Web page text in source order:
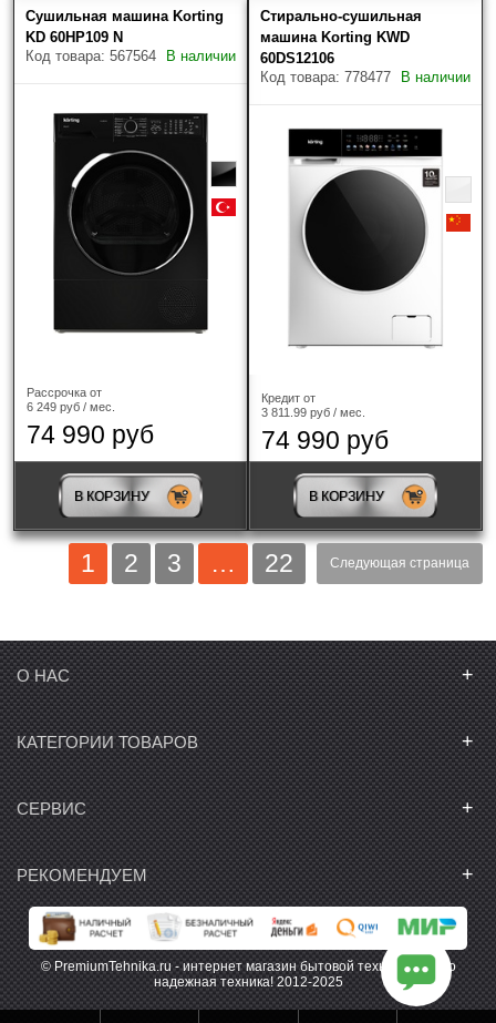
Сушильная машина Korting
KD 60HP109 N
Код товара: 567564
В наличии
Рассрочка от
6 249 руб / мес.
74 990 руб
В КОРЗИНУ
Стирально-сушильная
машина Korting KWD
60DS12106
Код товара: 778477
В наличии
Кредит от
3 811.99 руб / мес.
74 990 руб
В КОРЗИНУ
1 2 3 … 22 Следующая страница
О НАС +
КАТЕГОРИИ ТОВАРОВ +
СЕРВИС +
РЕКОМЕНДУЕМ +
© PremiumTehnika.ru - интернет магазин бытовой техники. Только
надежная техника! 2012-2025